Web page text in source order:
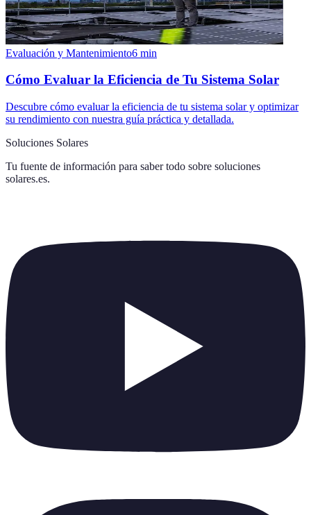
Evaluación y Mantenimiento6 min
Cómo Evaluar la Eficiencia de Tu Sistema Solar
Descubre cómo evaluar la eficiencia de tu sistema solar y optimizar
su rendimiento con nuestra guía práctica y detallada.
Soluciones Solares
Tu fuente de información para saber todo sobre soluciones
solares.es.